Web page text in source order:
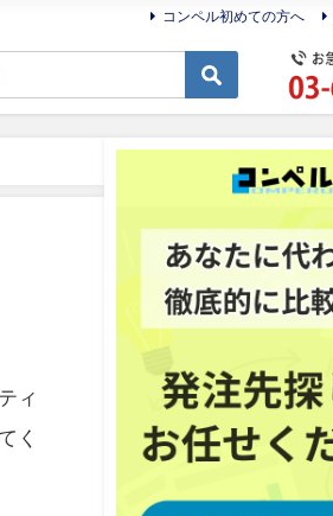
コンペル初めての方へ
ィ
く